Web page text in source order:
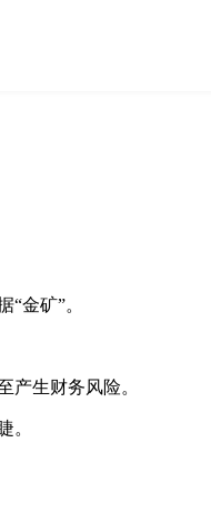
金矿”。
产生财务风险。
。